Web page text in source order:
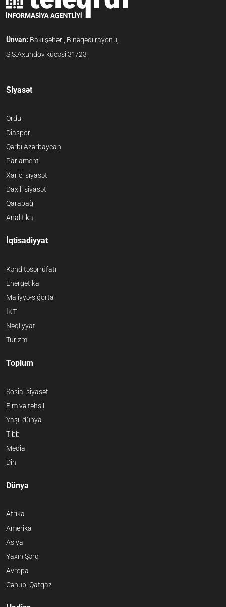
Ünvan: Bakı şəhəri, Binəqədi rayonu,
S.S.Axundov küçəsi 31/23
Siyasət
Ordu
Diaspor
Qərbi Azərbaycan
Parlament
Xarici siyasət
Daxili siyasət
Qarabağ
Analitika
İqtisadiyyat
Kənd təsərrüfatı
Energetika
Maliyyə-sığorta
İKT
Nəqliyyat
Turizm
Toplum
Sosial siyasət
Elm və təhsil
Yaşıl dünya
Tibb
Media
Din
Dünya
Afrika
Amerika
Asiya
Yaxın Şərq
Avropa
Cənubi Qafqaz